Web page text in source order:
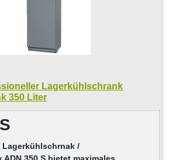
Lagerkühlschrank
350 Liter
/